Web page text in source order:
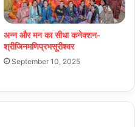
अन्न और मन का सीधा कनेक्शन-
श्रीजिनमणिप्रभसूरीश्वर
September 10, 2025